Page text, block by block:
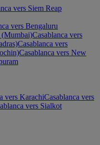
vers Siem Reap
vers Bengaluru
(Mumbai)Casablanca vers
Casablanca vers
Casablanca vers New
vers KarachiCasablanca vers
vers Sialkot